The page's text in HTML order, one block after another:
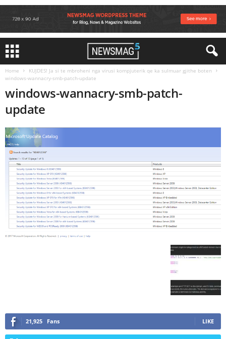
Home
KUJDES! Ja si te mbroheni nga virusi kompjuterik qe ka sulmuar gjithe boten
windows-wannacry-smb-patch-update
windows-wannacry-smb-patch-
update
21,925 Fans LIKE